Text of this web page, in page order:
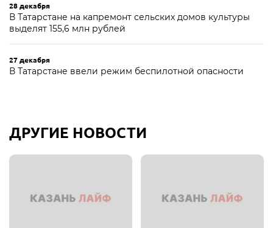
28 декабря
В Татарстане на капремонт сельских домов культуры
выделят 155,6 млн рублей
27 декабря
В Татарстане ввели режим беспилотной опасности
ДРУГИЕ НОВОСТИ